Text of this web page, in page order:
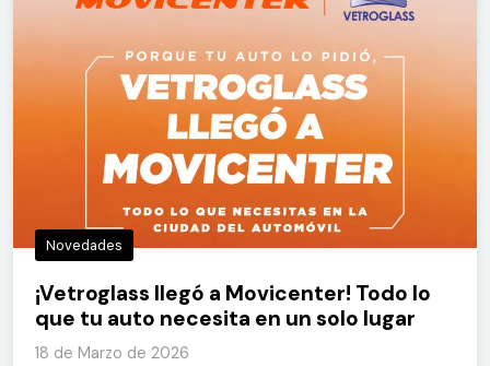
Novedades
¡Vetroglass llegó a Movicenter! Todo lo
que tu auto necesita en un solo lugar
18 de Marzo de 2026